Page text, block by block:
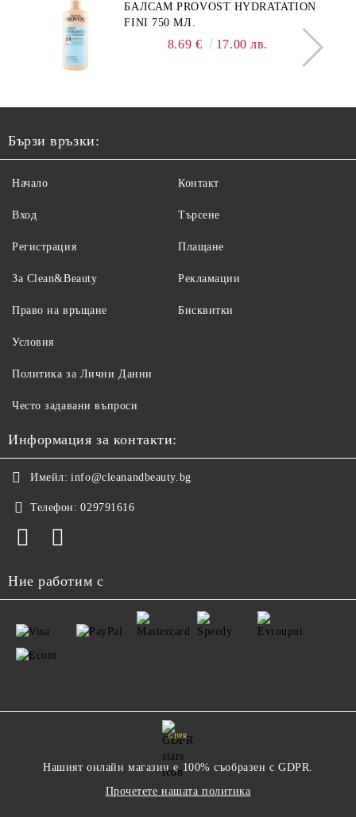
БАЛСАМ PROVOST HYDRATATION
FINI 750 МЛ.
8.69 € 17.00 лв.
Бързи връзки:
Начало
Вход
Регистрация
За Clean&Beauty
Контакт
Търсене
Плащане
Рекламации
Право на връщане
Условия
Политика за Лични Данни
Често задавани въпроси
Бисквитки
Информация за контакти:
Имейл: info@cleanandbeauty.bg
Телефон: 029791616
Ние работим с
GDPR
Нашият онлайн магазин е 100% съобразен с GDPR.
Прочетете нашата политика